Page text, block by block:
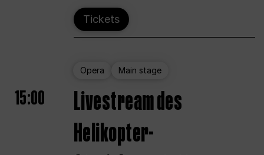
Tickets
Opera Main stage
15:00
Livestream des
Helikopter-